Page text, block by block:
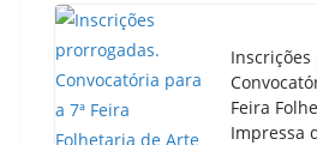
Feira
Impressa